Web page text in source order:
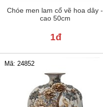
Chóe men lam cổ vẽ hoa dây -
cao 50cm
1đ
Mã: 24852